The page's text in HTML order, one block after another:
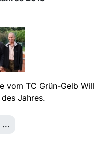
vom TC Grün-Gelb
Jahres.
…